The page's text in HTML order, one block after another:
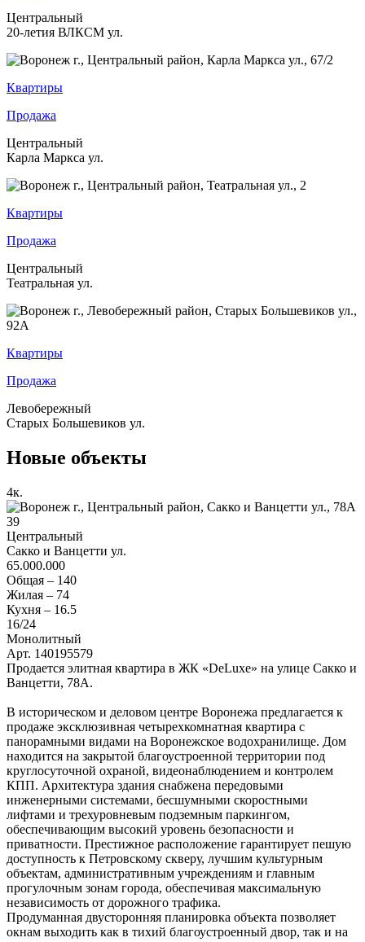
Центральный
20-летия ВЛКСМ ул.
Квартиры
Продажа
Центральный
Карла Маркса ул.
Квартиры
Продажа
Центральный
Театральная ул.
Квартиры
Продажа
Левобережный
Старых Большевиков ул.
Новые объекты
4к.
39
Центральный
Сакко и Ванцетти ул.
65.000.000
Общая – 140
Жилая – 74
Кухня – 16.5
16/24
Монолитный
Арт. 140195579
Продается элитная квартира в ЖК «DeLuxe» на улице Сакко и
Ванцетти, 78А.
В историческом и деловом центре Воронежа предлагается к
продаже эксклюзивная четырехкомнатная квартира с
панорамными видами на Воронежское водохранилище. Дом
находится на закрытой благоустроенной территории под
круглосуточной охраной, видеонаблюдением и контролем
КПП. Архитектура здания снабжена передовыми
инженерными системами, бесшумными скоростными
лифтами и трехуровневым подземным паркингом,
обеспечивающим высокий уровень безопасности и
приватности. Престижное расположение гарантирует пешую
доступность к Петровскому скверу, лучшим культурным
объектам, административным учреждениям и главным
прогулочным зонам города, обеспечивая максимальную
независимость от дорожного трафика.
Продуманная двусторонняя планировка объекта позволяет
окнам выходить как в тихий благоустроенный двор, так и на